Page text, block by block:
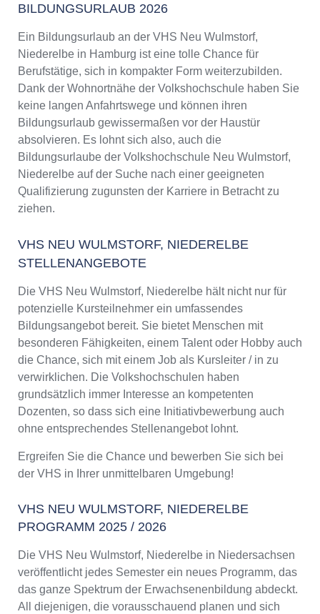
BILDUNGSURLAUB 2026
Ein Bildungsurlaub an der VHS Neu Wulmstorf,
Niederelbe in Hamburg ist eine tolle Chance für
Berufstätige, sich in kompakter Form weiterzubilden.
Dank der Wohnortnähe der Volkshochschule haben Sie
keine langen Anfahrtswege und können ihren
Bildungsurlaub gewissermaßen vor der Haustür
absolvieren. Es lohnt sich also, auch die
Bildungsurlaube der Volkshochschule Neu Wulmstorf,
Niederelbe auf der Suche nach einer geeigneten
Qualifizierung zugunsten der Karriere in Betracht zu
ziehen.
VHS NEU WULMSTORF, NIEDERELBE
STELLENANGEBOTE
Die VHS Neu Wulmstorf, Niederelbe hält nicht nur für
potenzielle Kursteilnehmer ein umfassendes
Bildungsangebot bereit. Sie bietet Menschen mit
besonderen Fähigkeiten, einem Talent oder Hobby auch
die Chance, sich mit einem Job als Kursleiter / in zu
verwirklichen. Die Volkshochschulen haben
grundsätzlich immer Interesse an kompetenten
Dozenten, so dass sich eine Initiativbewerbung auch
ohne entsprechendes Stellenangebot lohnt.
Ergreifen Sie die Chance und bewerben Sie sich bei
der VHS in Ihrer unmittelbaren Umgebung!
VHS NEU WULMSTORF, NIEDERELBE
PROGRAMM 2025 / 2026
Die VHS Neu Wulmstorf, Niederelbe in Niedersachsen
veröffentlicht jedes Semester ein neues Programm, das
das ganze Spektrum der Erwachsenenbildung abdeckt.
All diejenigen, die vorausschauend planen und sich